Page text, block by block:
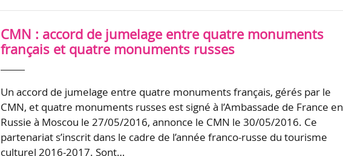
CMN : accord de jumelage entre quatre monuments
français et quatre monuments russes
Un accord de jumelage entre quatre monuments français, gérés par le
CMN, et quatre monuments russes est signé à l’Ambassade de France en
Russie à Moscou le 27/05/2016, annonce le CMN le 30/05/2016. Ce
partenariat s’inscrit dans le cadre de l’année franco-russe du tourisme
culturel 2016-2017. Sont…